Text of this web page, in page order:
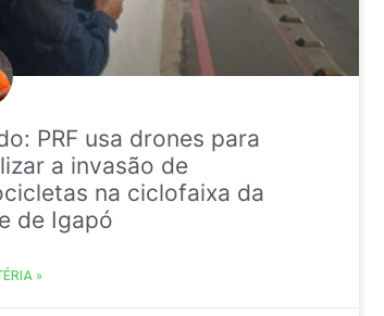
PRF usa drones para
a invasão de
na ciclofaixa da
de Igapó
»